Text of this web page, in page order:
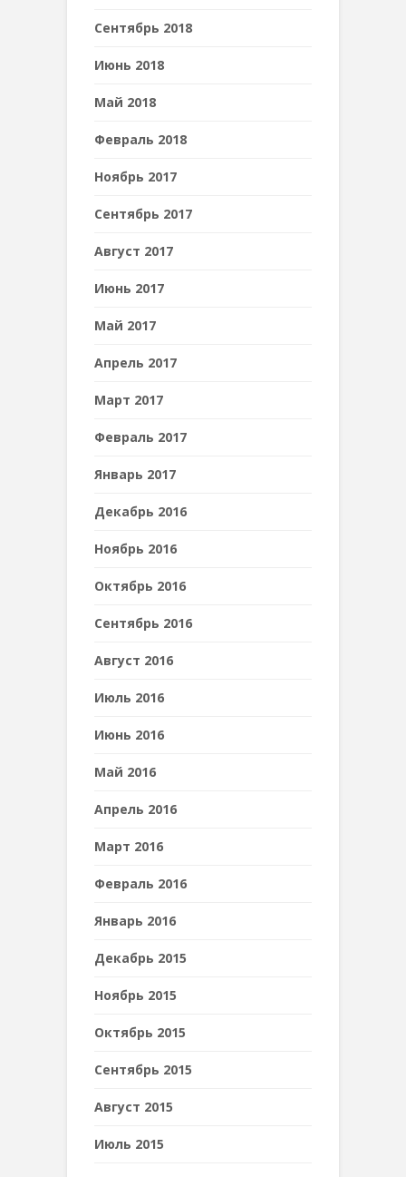
Сентябрь 2018
Июнь 2018
Май 2018
Февраль 2018
Ноябрь 2017
Сентябрь 2017
Август 2017
Июнь 2017
Май 2017
Апрель 2017
Март 2017
Февраль 2017
Январь 2017
Декабрь 2016
Ноябрь 2016
Октябрь 2016
Сентябрь 2016
Август 2016
Июль 2016
Июнь 2016
Май 2016
Апрель 2016
Март 2016
Февраль 2016
Январь 2016
Декабрь 2015
Ноябрь 2015
Октябрь 2015
Сентябрь 2015
Август 2015
Июль 2015